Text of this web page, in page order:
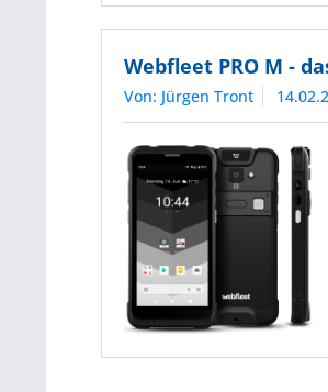
Webfleet PRO M -
Von: Jürgen Tront